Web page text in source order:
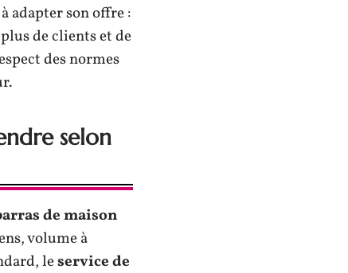
adapter son offre :
de clients et de
des normes
selon
de maison
volume à
leservice de